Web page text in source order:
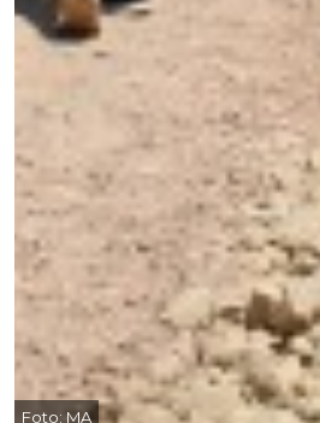
Foto: MA